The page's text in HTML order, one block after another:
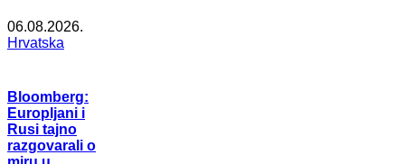
06.08.2026.
Hrvatska
Bloomberg:
Europljani i
Rusi tajno
razgovarali o